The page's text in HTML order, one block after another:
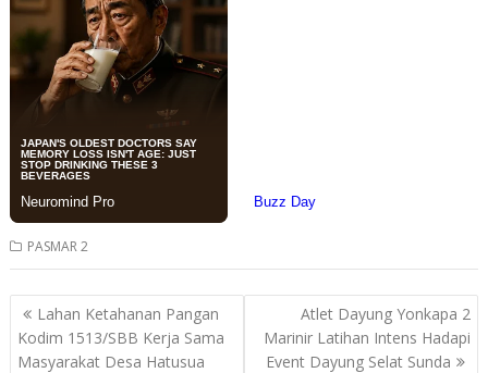
PASMAR 2
Post
navigation
Lahan Ketahanan Pangan
Kodim 1513/SBB Kerja Sama
Masyarakat Desa Hatusua
Atlet Dayung Yonkapa 2
Marinir Latihan Intens Hadapi
Event Dayung Selat Sunda